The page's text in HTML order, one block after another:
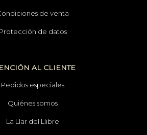
de venta
Protección de datos
AL CLIENTE
Pedidos especiales
Quiénes somos
La Llar del Llibre